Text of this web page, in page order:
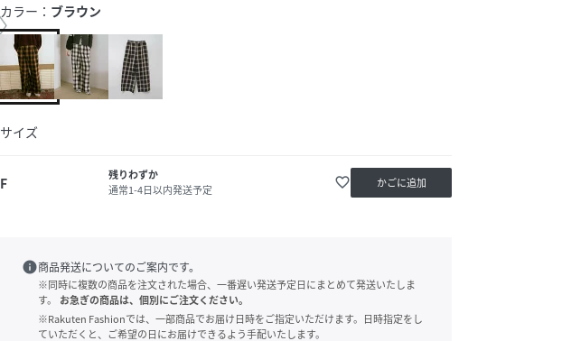
カラー： ブラウン
サイズ
F
残りわずか
通常1-4日以内発送予定
favorite_border かごに追加
info商品発送についてのご案内です。
※同時に複数の商品を注文された場合、一番遅い発送予定日にまとめて発送いたしま
す。
お急ぎの商品は、個別にご注文ください。
※Rakuten Fashionでは、一部商品でお届け日時をご指定いただけます。日時指定をし
ていただくと、ご希望の日にお届けできるよう手配いたします。